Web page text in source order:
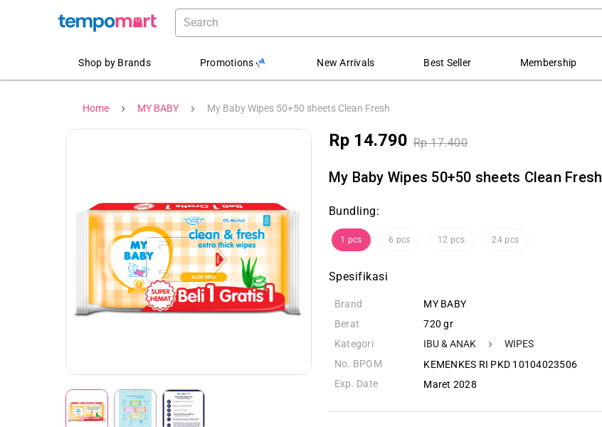
Shop by Brands Promotions New Arrivals Best Seller Membership
Home MY BABY My Baby Wipes 50+50 sheets Clean Fresh
Rp 14.790 Rp 17.400
My Baby Wipes 50+50 sheets Clean Fresh
Bundling:
1 pcs 6 pcs 12 pcs 24 pcs
Spesifikasi
Brand
Berat
Kategori
No. BPOM
Exp. Date
MY BABY
720 gr
IBU & ANAK
WIPES
KEMENKES RI PKD 10104023506
Maret 2028